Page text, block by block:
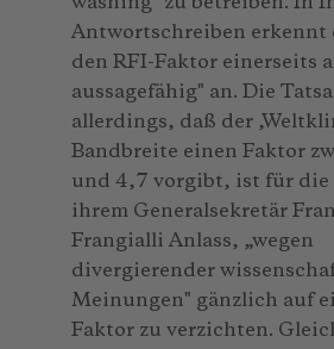
Antwortschreiben erkennt
den RFI-Faktor einerseits
aussagefähig" an. Die
allerdings, daß der
Bandbreite einen Faktor
und 4,7 vorgibt, ist für die
ihrem Generalsekretär
Frangialli Anlass, „wegen
divergierender
Meinungen" gänzlich auf
Faktor zu verzichten.